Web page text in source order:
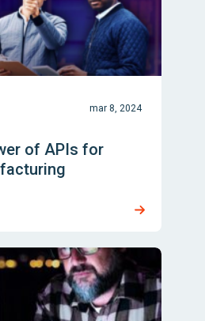
mar 8, 2024
of APIs for